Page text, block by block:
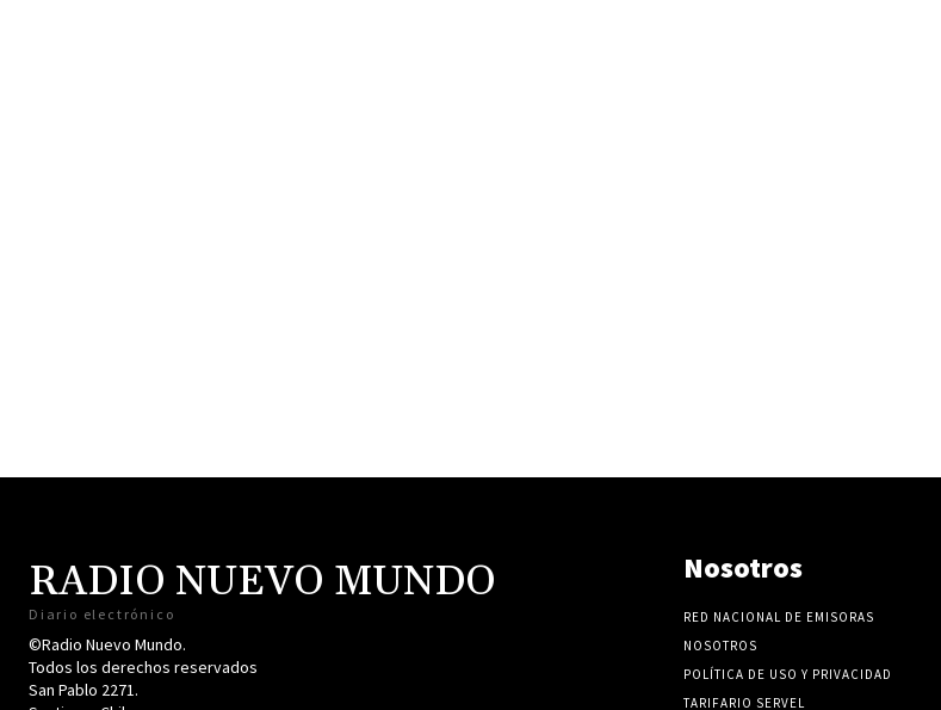
RADIO NUEVO MUNDO
Diario electrónico
©Radio Nuevo Mundo.
Todos los derechos reservados
San Pablo 2271.
Nosotros
RED NACIONAL DE EMISORAS
NOSOTROS
POLÍTICA DE USO Y PRIVACIDAD
TARIFARIO SERVEL